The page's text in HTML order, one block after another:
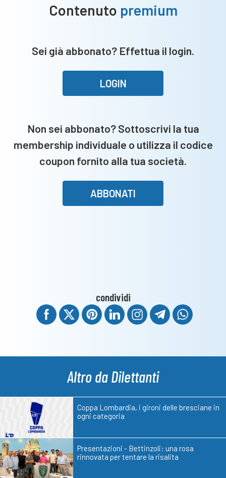
guida
Contenuto premium
Sei già abbonato? Effettua il login.
LOGIN
Non sei abbonato? Sottoscrivi la tua
membership individuale o utilizza il codice
coupon fornito alla tua società.
ABBONATI
condividi
Altro da Dilettanti
Coppa Lombardia, i gironi delle bresciane in
ogni categoria
Presentazioni - Bettinzoli: una rosa
rinnovata per tentare la risalita